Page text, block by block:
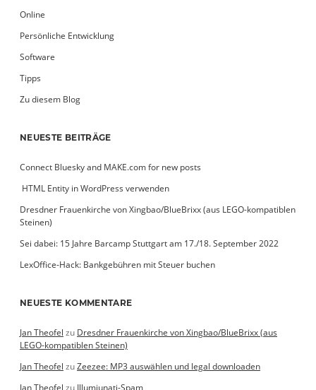
Online
Persönliche Entwicklung
Software
Tipps
Zu diesem Blog
NEUESTE BEITRÄGE
Connect Bluesky and MAKE.com for new posts
­ HTML Entity in WordPress verwenden
Dresdner Frauenkirche von Xingbao/BlueBrixx (aus LEGO-kompatiblen
Steinen)
Sei dabei: 15 Jahre Barcamp Stuttgart am 17./18. September 2022
LexOffice-Hack: Bankgebühren mit Steuer buchen
NEUESTE KOMMENTARE
Jan Theofel zu Dresdner Frauenkirche von Xingbao/BlueBrixx (aus
LEGO-kompatiblen Steinen)
Jan Theofel zuZeezee: MP3 auswählen und legal downloaden
Jan Theofel zu Illumiunati-Spam